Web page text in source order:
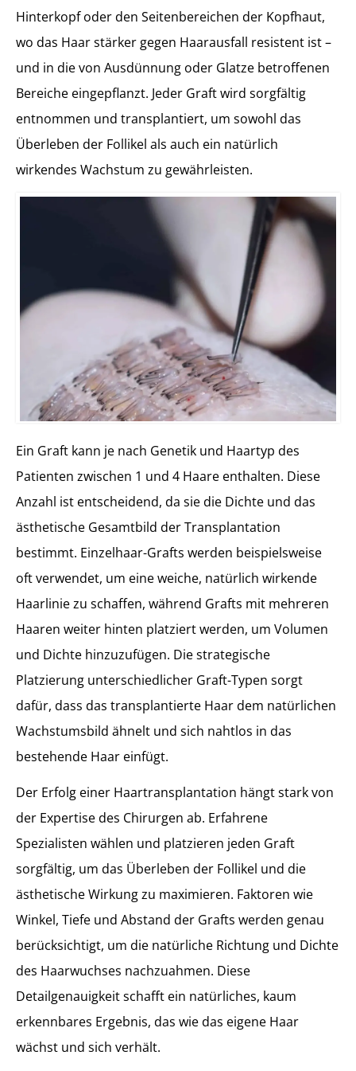
Hinterkopf oder den Seitenbereichen der Kopfhaut,
wo das Haar stärker gegen Haarausfall resistent ist –
und in die von Ausdünnung oder Glatze betroffenen
Bereiche eingepflanzt. Jeder Graft wird sorgfältig
entnommen und transplantiert, um sowohl das
Überleben der Follikel als auch ein natürlich
wirkendes Wachstum zu gewährleisten.
Ein Graft kann je nach Genetik und Haartyp des
Patienten zwischen 1 und 4 Haare enthalten. Diese
Anzahl ist entscheidend, da sie die Dichte und das
ästhetische Gesamtbild der Transplantation
bestimmt. Einzelhaar-Grafts werden beispielsweise
oft verwendet, um eine weiche, natürlich wirkende
Haarlinie zu schaffen, während Grafts mit mehreren
Haaren weiter hinten platziert werden, um Volumen
und Dichte hinzuzufügen. Die strategische
Platzierung unterschiedlicher Graft-Typen sorgt
dafür, dass das transplantierte Haar dem natürlichen
Wachstumsbild ähnelt und sich nahtlos in das
bestehende Haar einfügt.
Der Erfolg einer Haartransplantation hängt stark von
der Expertise des Chirurgen ab. Erfahrene
Spezialisten wählen und platzieren jeden Graft
sorgfältig, um das Überleben der Follikel und die
ästhetische Wirkung zu maximieren. Faktoren wie
Winkel, Tiefe und Abstand der Grafts werden genau
berücksichtigt, um die natürliche Richtung und Dichte
des Haarwuchses nachzuahmen. Diese
Detailgenauigkeit schafft ein natürliches, kaum
erkennbares Ergebnis, das wie das eigene Haar
wächst und sich verhält.